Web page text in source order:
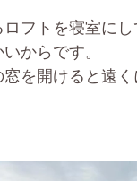
ケア、栄養
フトを寝室にし
からです。
を開けると遠